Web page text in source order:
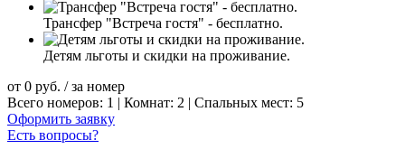
Трансфер "Встреча гостя" - бесплатно.
Детям льготы и скидки на проживание.
от 0 руб. / за номер
Всего номеров: 1 | Комнат: 2 | Спальных мест: 5
Оформить заявку
Есть вопросы?